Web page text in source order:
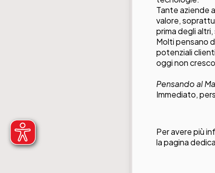
Tante aziende
valore,
prima degli
Molti pensano
potenziali
oggi non
Pensando al
Immediato,
Per avere più
lapagina